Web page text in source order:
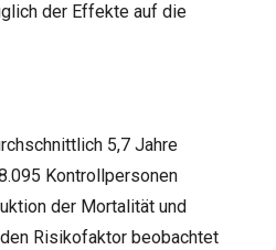
der Effekte auf die
5,7 Jahre
Kontrollpersonen
der Mortalität und
Risikofaktor beobachtet